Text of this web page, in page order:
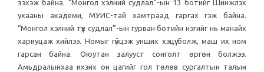
зэхэж байна. “Монгол хэлний судлал”-ын 13 ботийг Шинжлэх
ухааны академи, МУИС-тай хамтраад гаргах гэж байна.
“Монгол хэлний түүх судлал”-ын гурван ботийн нэгийг нь манайх
хариуцаж хийлээ. Номыг гүйцэж унших хэцүү болж, маш их ном
гарсан байна. Оюутан залууст сонголт өргөн болжээ.
Амьдралынхаа ихэнх он цагийг гол төлөв сургалтын талын